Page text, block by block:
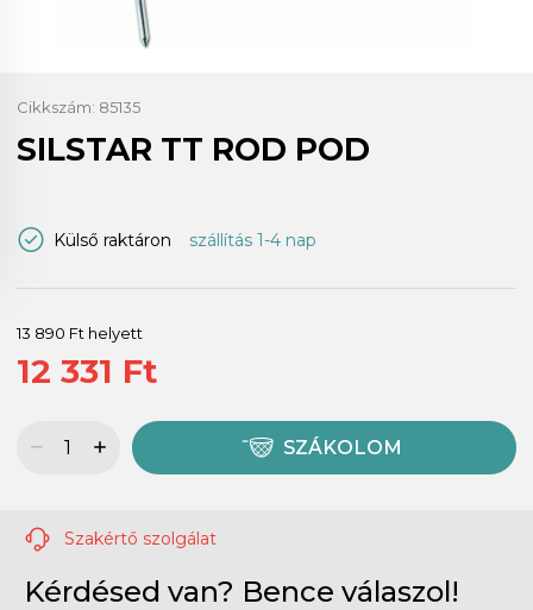
Cikkszám: 85135
SILSTAR TT ROD POD
Külső raktáron szállítás 1-4 nap
13 890 Ft helyett
12 331 Ft
SZÁKOLOM
Szakértő szolgálat
Kérdésed van? Bence válaszol!